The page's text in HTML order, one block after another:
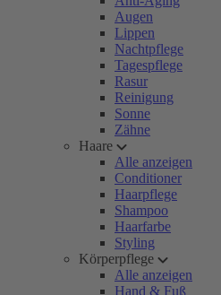
Augen
Lippen
Nachtpflege
Tagespflege
Rasur
Reinigung
Sonne
Zähne
Haare
Alle anzeigen
Conditioner
Haarpflege
Shampoo
Haarfarbe
Styling
Körperpflege
Alle anzeigen
Hand & Fuß